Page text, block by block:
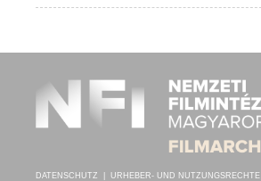
DATENSCHUTZ URHEBER- UND NUTZUNGSRECHTE